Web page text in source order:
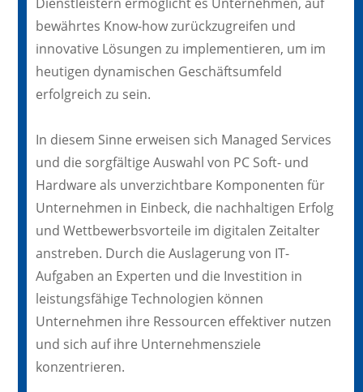
bewährtes Know-how zurückzugreifen und
innovative Lösungen zu implementieren, um im
heutigen dynamischen Geschäftsumfeld
erfolgreich zu sein.
In diesem Sinne erweisen sich Managed Services
und die sorgfältige Auswahl von PC Soft- und
Hardware als unverzichtbare Komponenten für
Unternehmen in Einbeck, die nachhaltigen Erfolg
und Wettbewerbsvorteile im digitalen Zeitalter
anstreben. Durch die Auslagerung von IT-
Aufgaben an Experten und die Investition in
leistungsfähige Technologien können
Unternehmen ihre Ressourcen effektiver nutzen
und sich auf ihre Unternehmensziele
konzentrieren.